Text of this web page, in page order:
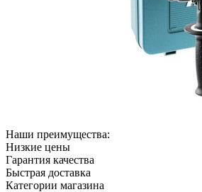
Наши преимущества:
Низкие цены
Гарантия качества
Быстрая доставка
Категории магазина